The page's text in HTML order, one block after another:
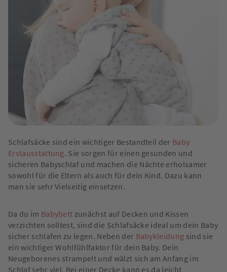
Schlafsäcke sind ein wichtiger Bestandteil der Baby
Erstausstattung. Sie sorgen für einen gesunden und
sicheren Babyschlaf und machen die Nächte erholsamer
sowohl für die Eltern als auch für dein Kind. Dazu kann
man sie sehr Vielseitig einsetzen.
Da du im Babybett zunächst auf Decken und Kissen
verzichten solltest, sind die Schlafsäcke ideal um dein Baby
sicher schlafen zu legen. Neben der Babykleidung sind sie
ein wichtiger Wohlfühlfaktor für dein Baby. Dein
Neugeborenes strampelt und wälzt sich am Anfang im
Schlaf sehr viel. Bei einer Decke kann es da leicht